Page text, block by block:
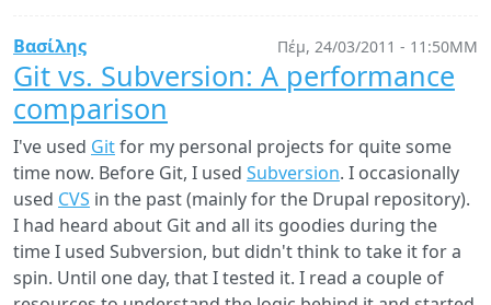
Πέμ, 24/03/2011 - 11:50ΜΜ
Βασίλης
Git vs. Subversion: A performance
comparison
I've used Gitfor my personal projects for quite some
time now. Before Git, I used Subversion. I occasionally
used CVS in the past (mainly for the Drupal repository).
I had heard about Git and all its goodies during the
time I used Subversion, but didn't think to take it for a
spin. Until one day, that I tested it. I read a couple of